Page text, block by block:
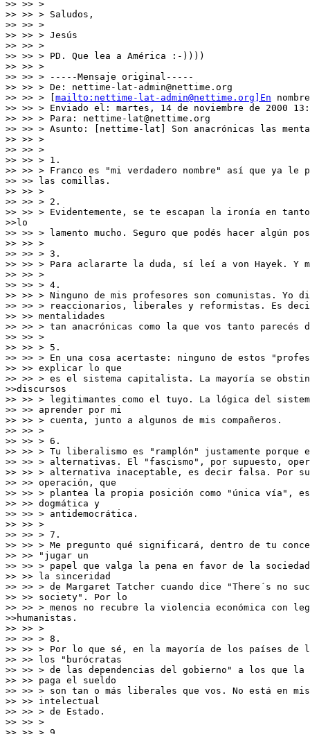
>> >> >
>> >> > Saludos,
>> >> >
>> >> > Jesús
>> >> >
>> >> > PD. Que lea a América :-))))
>> >> >
>> >> > -----Mensaje original-----
>> >> > De: nettime-lat-admin@nettime.org
>> >> > [ mailto:nettime-lat-admin@nettime.org]En
>> >> > Enviado el: martes, 14 de noviembre de 2000
>> >> > Para: nettime-lat@nettime.org
>> >> > Asunto: [nettime-lat] Son anacrónicas las
>> >> >
>> >> >
>> >> > 1.
>> >> > Franco es "mi verdadero nombre" así que ya le
>> >> las comillas.
>> >> >
>> >> > 2.
>> >> > Evidentemente, se te escapan la ironía en
>>lo
>> >> > lamento mucho. Seguro que podés hacer algún
>> >> >
>> >> > 3.
>> >> > Para aclararte la duda, sí leí a von Hayek. Y
>> >> >
>> >> > 4.
>> >> > Ninguno de mis profesores son comunistas. Yo
>> >> > reaccionarios, liberales y reformistas. Es
>> >> mentalidades
>> >> > tan anacrónicas como la que vos tanto
>> >> >
>> >> > 5.
>> >> > En una cosa acertaste: ninguno de estos
>> >> explicar lo que
>> >> > es el sistema capitalista. La mayoría se
>>discursos
>> >> > legitimantes como el tuyo. La lógica del
>> >> aprender por mi
>> >> > cuenta, junto a algunos de mis compañeros.
>> >> >
>> >> > 6.
>> >> > Tu liberalismo es "ramplón" justamente porque
>> >> > alternativas. El "fascismo", por supuesto,
>> >> > alternativa inaceptable, es decir falsa. Por
>> >> operación, que
>> >> > plantea la propia posición como "única vía", es
>> >> dogmática y
>> >> > antidemocrática.
>> >> >
>> >> > 7.
>> >> > Me pregunto qué significará, dentro de tu
>> >> "jugar un
>> >> > papel que valga la pena en favor de la
>> >> la sinceridad
>> >> > de Margaret Tatcher cuando dice "There´s no
>> >> society". Por lo
>> >> > menos no recubre la violencia económica con
>>humanistas.
>> >> >
>> >> > 8.
>> >> > Por lo que sé, en la mayoría de los países de
>> >> los "burócratas
>> >> > de las dependencias del gobierno" a los que la
>> >> paga el sueldo
>> >> > son tan o más liberales que vos. No está en
>> >> intelectual
>> >> > de Estado.
>> >> >